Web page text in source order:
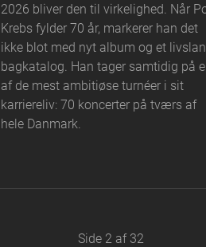
2026 bliver den til virkelighed. Når
Krebs fylder 70 år, markerer han det
ikke blot med nyt album og et
bagkatalog. Han tager samtidig på
af de mest ambitiøse turnéer i sit
karriereliv: 70 koncerter på tværs af
hele Danmark.
Side 2 af 32